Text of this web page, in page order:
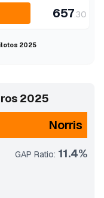
657.30
2025
2025
Norris
GAP Ratio: 11.4%